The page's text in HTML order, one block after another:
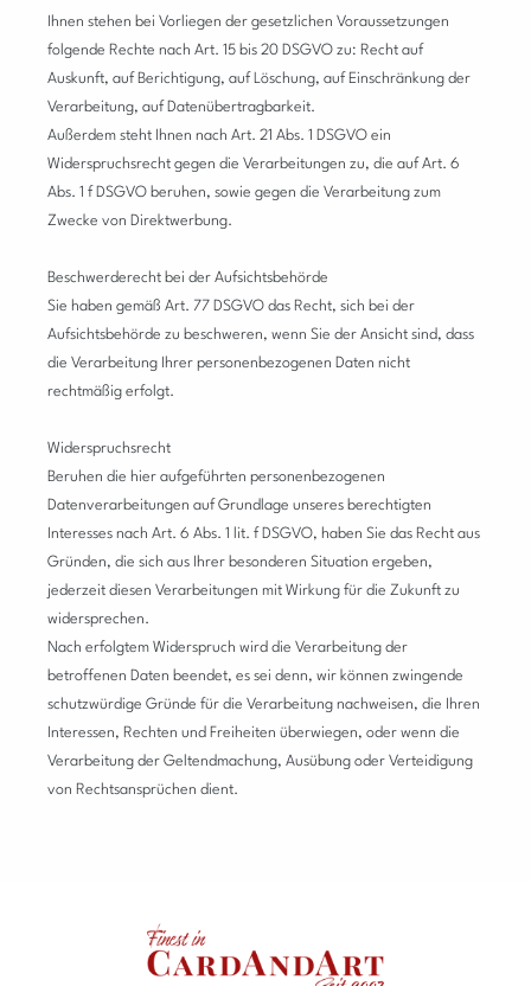
Ihnen stehen bei Vorliegen der gesetzlichen Voraussetzungen
folgende Rechte nach Art. 15 bis 20 DSGVO zu: Recht auf
Auskunft, auf Berichtigung, auf Löschung, auf Einschränkung der
Verarbeitung, auf Datenübertragbarkeit.
Außerdem steht Ihnen nach Art. 21 Abs. 1 DSGVO ein
Widerspruchsrecht gegen die Verarbeitungen zu, die auf Art. 6
Abs. 1 f DSGVO beruhen, sowie gegen die Verarbeitung zum
Zwecke von Direktwerbung.
Beschwerderecht bei der Aufsichtsbehörde
Sie haben gemäß Art. 77 DSGVO das Recht, sich bei der
Aufsichtsbehörde zu beschweren, wenn Sie der Ansicht sind, dass
die Verarbeitung Ihrer personenbezogenen Daten nicht
rechtmäßig erfolgt.
Widerspruchsrecht
Beruhen die hier aufgeführten personenbezogenen
Datenverarbeitungen auf Grundlage unseres berechtigten
Interesses nach Art. 6 Abs. 1 lit. f DSGVO, haben Sie das Recht aus
Gründen, die sich aus Ihrer besonderen Situation ergeben,
jederzeit diesen Verarbeitungen mit Wirkung für die Zukunft zu
widersprechen.
Nach erfolgtem Widerspruch wird die Verarbeitung der
betroffenen Daten beendet, es sei denn, wir können zwingende
schutzwürdige Gründe für die Verarbeitung nachweisen, die Ihren
Interessen, Rechten und Freiheiten überwiegen, oder wenn die
Verarbeitung der Geltendmachung, Ausübung oder Verteidigung
von Rechtsansprüchen dient.